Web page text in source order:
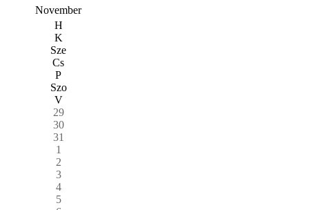
November
H
K
Sze
Cs
P
Szo
V
29
30
31
1
2
3
4
5